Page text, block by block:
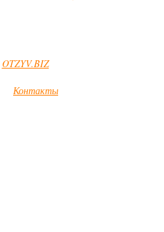
OTZYV.BIZ
Контакты